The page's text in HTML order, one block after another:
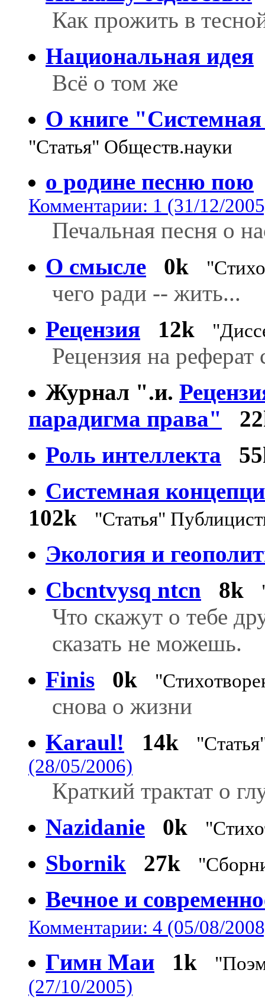
Как прожить в
Национальная идея
Всё о том же
О книге
"Статья" Обществ.науки
о родине песню пою
Комментарии: 1 (31/12/
Печальная песня о
О смысле
0k
чего ради -- жить...
Рецензия
12k
Рецензия на
Журнал ".и.
парадигма права"
Роль интеллекта
Системная
102k
"Статья"
Экология и
Cbcntvysq ntcn
8k
Что скажут о тебе
сказать не можешь.
Finis
0k
снова о жизни
Karaul!
14k
(28/05/2006)
Краткий трактат о
Nazidanie
0k
Sbornik 27k
Вечное и
Комментарии: 4 (05/08/
Гимн Маи 1k
(27/10/2005)